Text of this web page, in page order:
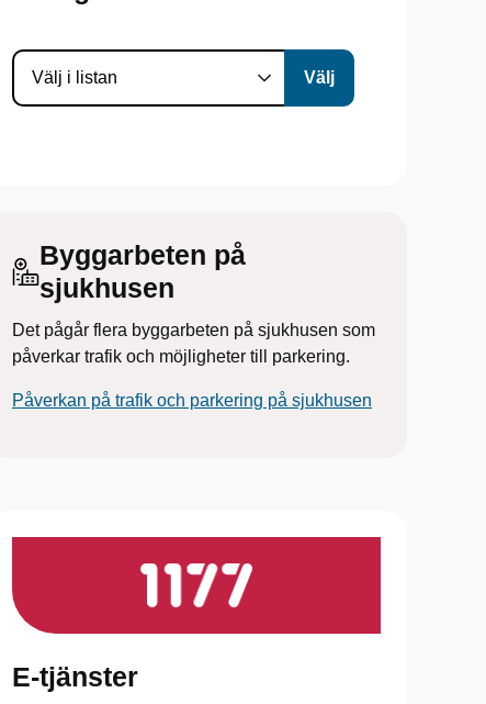
Byggarbeten på
sjukhusen
Det pågår flera byggarbeten på sjukhusen som
påverkar trafik och möjligheter till parkering.
Påverkan på trafik och parkering på sjukhusen
E-tjänster